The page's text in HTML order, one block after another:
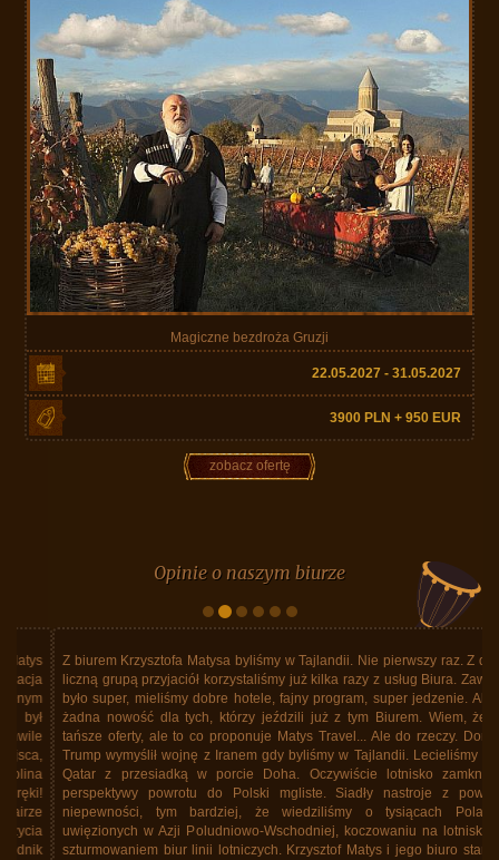
Magiczne bezdroża Gruzji
22.05.2027 - 31.05.2027
3900 PLN + 950 EUR
zobacz ofertę
Opinie o naszym biurze
Z biurem Krzysztofa Matysa byliśmy w Tajlandii. Nie pierwszy raz. Z dość
liczną grupą przyjaciół korzystaliśmy już kilka razy z usług Biura. Zawsze
było super, mieliśmy dobre hotele, fajny program, super jedzenie. Ale to
żadna nowość dla tych, którzy jeździli już z tym Biurem. Wiem, że są
tańsze oferty, ale to co proponuje Matys Travel... Ale do rzeczy. Donald
Trump wymyślił wojnę z Iranem gdy byliśmy w Tajlandii. Lecieliśmy linią
Qatar z przesiadką w porcie Doha. Oczywiście lotnisko zamknięte,
perspektywy powrotu do Polski mgliste. Siadły nastroje z powodu
niepewności, tym bardziej, że wiedziliśmy o tysiącach Polaków
uwięzionych w Azji Poludniowo-Wschodniej, koczowaniu na lotniskach,
szturmowaniem biur linii lotniczych. Krzysztof Matys i jego biuro stanęło